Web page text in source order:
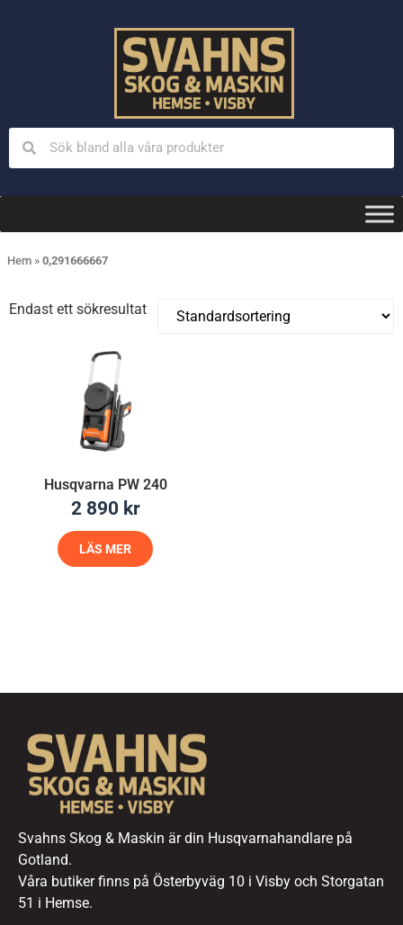
Hem » 0,291666667
Endast ett sökresultat
Husqvarna PW 240
2 890 kr
LÄS MER
Svahns Skog & Maskin är din Husqvarnahandlare på
Gotland.
Våra butiker finns på Österbyväg 10 i Visby och Storgatan
51 i Hemse.